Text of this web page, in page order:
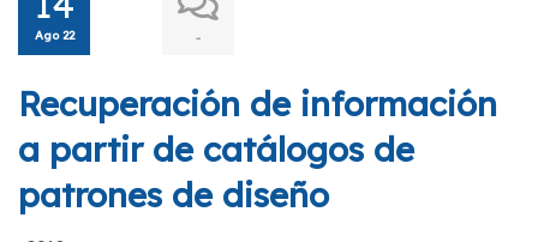
Ago 22 -
Recuperación de información
a partir de catálogos de
patrones de diseño